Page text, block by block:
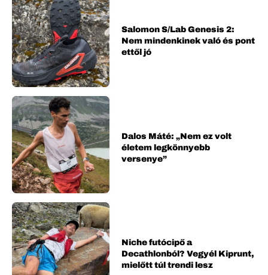
Salomon S/Lab Genesis 2:
Nem mindenkinek való és pont
ettől jó
Dalos Máté: „Nem ez volt
életem legkönnyebb
versenye”
Niche futócipő a
Decathlonból? Vegyél Kiprunt,
mielőtt túl trendi lesz